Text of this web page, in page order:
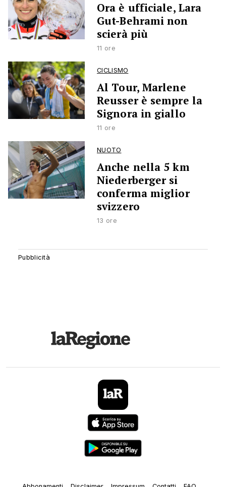
Ora è ufficiale, Lara
Gut-Behrami non
scierà più
11 ore
CICLISMO
Al Tour, Marlene
Reusser è sempre la
Signora in giallo
11 ore
NUOTO
Anche nella 5 km
Niederberger si
conferma miglior
svizzero
13 ore